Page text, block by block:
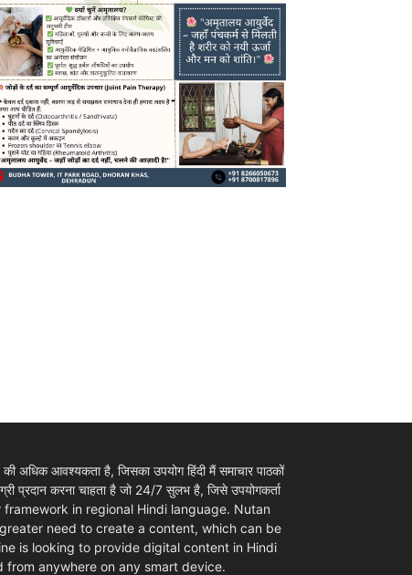
अधिक आवश्यकता है, जिसका उपयोग हिंदी मैं समाचार पाठकों
प्रदान करना चाहता है जो 24/7 सुलभ है, जिसे उपयोगकर्ता
framework in regional Hindi language. Nutan
need to create a content, which can be
is looking to provide digital content in Hindi
anywhere on any smart device.